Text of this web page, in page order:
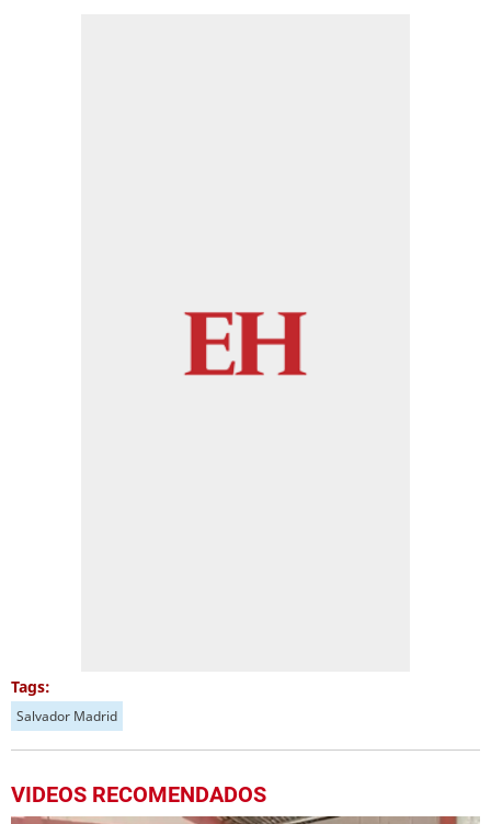
Tags:
Salvador Madrid
VIDEOS RECOMENDADOS